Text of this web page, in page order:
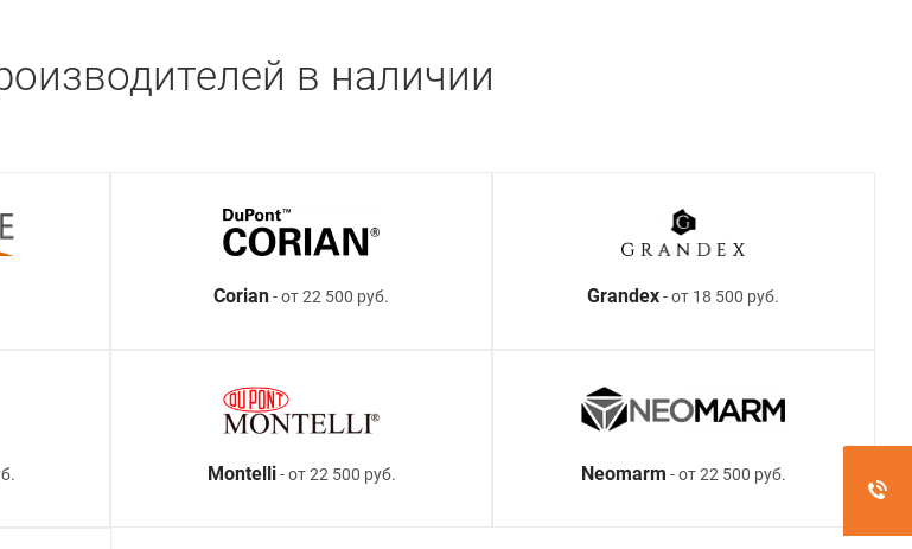
в наличии
Corian- от 22 500 руб. Grandex- от 18 500 руб.
Montelli- от 22 500 руб. Neomarm - от 22 500 руб.